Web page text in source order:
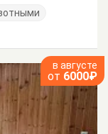
в августе
от 6000₽